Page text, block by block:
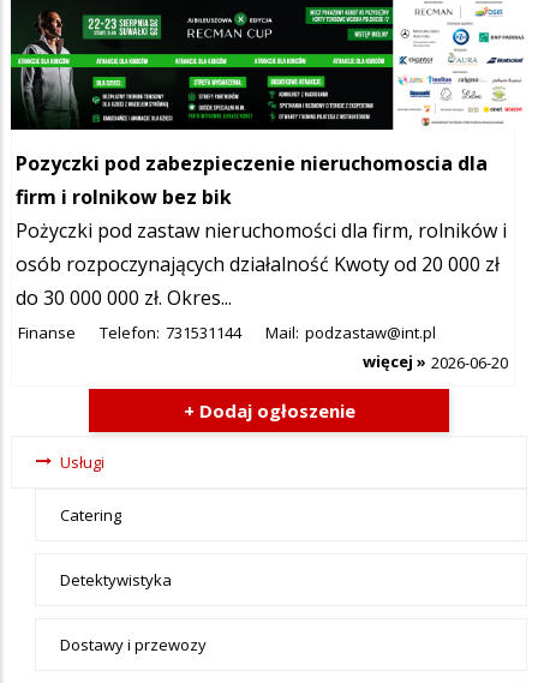
Szukana fraza w ogłoszeniach
Pozyczki pod zabezpieczenie nieruchomoscia dla
firm i rolnikow bez bik
Pożyczki pod zastaw nieruchomości dla firm, rolników i
osób rozpoczynających działalność Kwoty od 20 000 zł
do 30 000 000 zł. Okres...
Finanse Telefon: 731531144 Mail: podzastaw@int.pl
2026-06-20
więcej »
+ Dodaj ogłoszenie
Ogłoszenia
menu-
Usługi
Catering
Detektywistyka
Dostawy i przewozy